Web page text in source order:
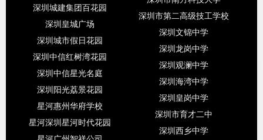
深圳城建集团百花园
深圳皇城广场
深圳城市假日花园
深圳中信红树湾花园
深圳中信星光名庭
深圳阳光荔景花园
星河惠州华府学校
星河深圳星河时代花园
深圳市第二高级技工学校
深圳文锦中学
深圳龙岗中学
深圳观澜中学
深圳海湾中学
深圳皇岗中学
深圳市育才二中
深圳西乡中学